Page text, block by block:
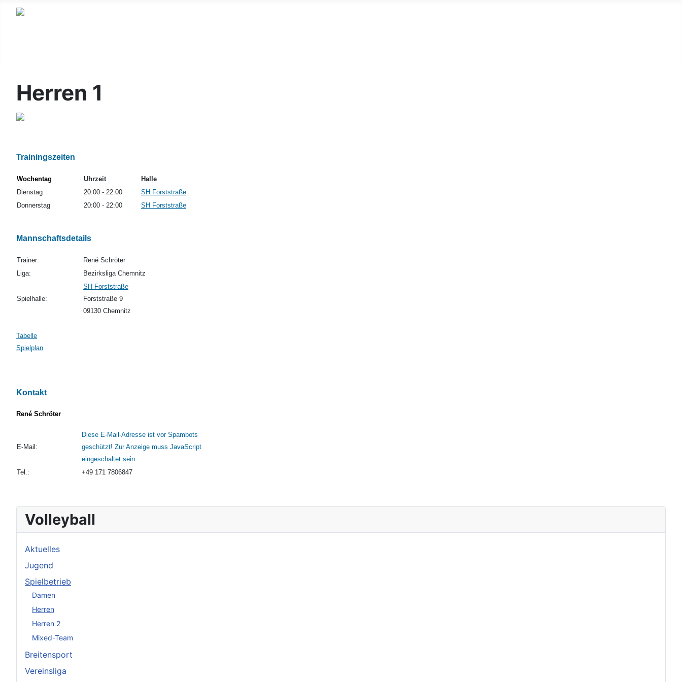
Volleyball
Aktuelles
Jugend
Spielbetrieb
Damen
Herren
Herren 2
Mixed-Team
Breitensport
Vereinsliga
Herren 1
Trainingszeiten
Wochentag Uhrzeit
Halle
Dienstag
20:00 - 22:00
SH Forststraße
Donnerstag
20:00 - 22:00 SH Forststraße
Mannschaftsdetails
Trainer:
René Schröter
Liga:
Bezirksliga Chemnitz
Spielhalle:
SH Forststraße
Forststraße 9
09130 Chemnitz
Tabelle
Spielplan
Kontakt
René Schröter
E-Mail:
Diese E-Mail-Adresse ist vor Spambots
geschützt! Zur Anzeige muss JavaScript
eingeschaltet sein.
Tel.:
+49 171 7806847